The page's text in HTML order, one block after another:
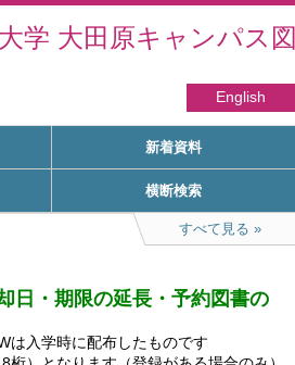
学 大田原キャンパス
English
新着資料
横断検索
すべて見る
日・期限の延長・予約図書の
は入学時に配布したものです